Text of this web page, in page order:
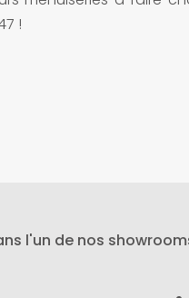
!
l'un de nos